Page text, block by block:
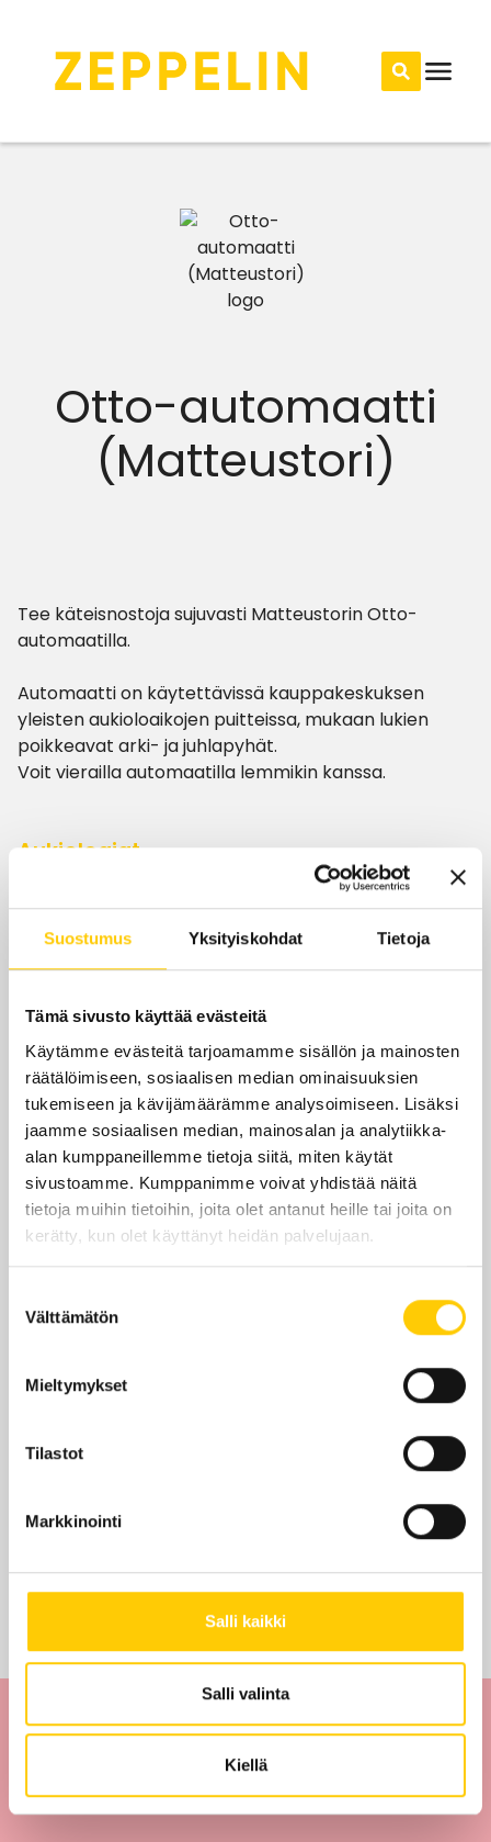
Suostumus Yksityiskohdat Tietoja
Tämä sivusto käyttää evästeitä
Käytämme evästeitä tarjoamamme sisällön ja mainosten
räätälöimiseen, sosiaalisen median ominaisuuksien
tukemiseen ja kävijämäärämme analysoimiseen. Lisäksi
jaamme sosiaalisen median, mainosalan ja analytiikka-
alan kumppaneillemme tietoja siitä, miten käytät
sivustoamme. Kumppanimme voivat yhdistää näitä
tietoja muihin tietoihin, joita olet antanut heille tai joita on
kerätty, kun olet käyttänyt heidän palvelujaan.
valinta
Välttämätön
Mieltymykset
Tilastot
Markkinointi
Salli kaikki
Salli valinta
Kiellä
Otto-automaatti
(Matteustori)
Tee käteisnostoja sujuvasti Matteustorin Otto-
automaatilla.
Automaatti on käytettävissä kauppakeskuksen
yleisten aukioloaikojen puitteissa, mukaan lukien
poikkeavat arki- ja juhlapyhät.
Voit vierailla automaatilla lemmikin kanssa.
Aukioloajat
Tänään
7–21
ma-pe
su
11–18
Yhteystiedot
Sijainti kauppakeskuksessa
Tarjouksia ei löytynyt